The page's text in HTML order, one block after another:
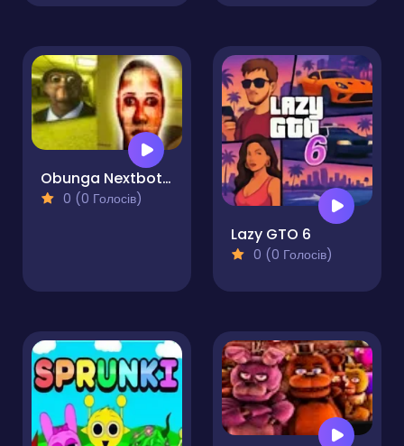
Obunga Nextbots Sliding Puzzle
0 (0 Голосів)
Lazy GTO 6
0 (0 Голосів)